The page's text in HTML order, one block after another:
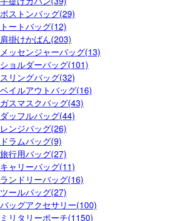
ボストンバッグ(29)
トートバッグ(12)
肩掛けかばん(203)
メッセンジャーバッグ(13)
ショルダーバッグ(101)
スリングバッグ(32)
ベイルアウトバッグ(16)
ガスマスクバッグ(43)
ダッフルバッグ(44)
レンジバッグ(26)
ドラムバッグ(9)
旅行用バッグ(27)
キャリーバッグ(11)
ランドリーバッグ(16)
ツールバッグ(27)
バッグアクセサリー(100)
ミリタリーポーチ(1150)